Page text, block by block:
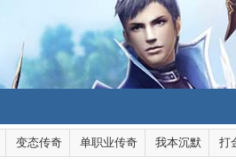
变态传奇 单职业传奇 我本沉默 打